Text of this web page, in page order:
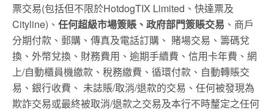
票交易(包括但不限於HotdogTIX Limited、快達票及
Cityline)、 任何超級市場簽賬、政府部門簽賬交易 、商戶
分期付款、郵購、傳真及電話訂購、 賭場交易、籌碼兌
換、外幣兌換、財務費用、逾期手續費、信用卡年費、網
上/自動櫃員機繳款、稅務繳費、循環付款、自動轉賬交
易、銀行收費、 未誌賬/取消/退款的交易、任何被發現為
欺詐交易或最終被取消/退款之交易及本行不時釐定之任何